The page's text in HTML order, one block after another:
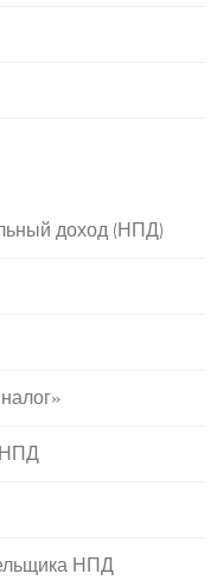
доход (НПД)
НПД
НПД